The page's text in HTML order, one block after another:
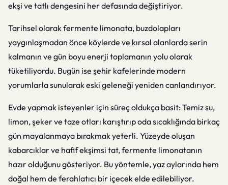
ekşi ve tatlı dengesini her defasında değiştiriyor.
Tarihsel olarak fermente limonata, buzdolapları
yaygınlaşmadan önce köylerde ve kırsal alanlarda serin
kalmanın ve gün boyu enerji toplamanın yolu olarak
tüketiliyordu. Bugün ise şehir kafelerinde modern
yorumlarla sunularak eski geleneği yeniden canlandırıyor.
Evde yapmak isteyenler için süreç oldukça basit: Temiz su,
limon, şeker ve taze otları karıştırıp oda sıcaklığında birkaç
gün mayalanmaya bırakmak yeterli. Yüzeyde oluşan
kabarcıklar ve hafif ekşimsi tat, fermente limonatanın
hazır olduğunu gösteriyor. Bu yöntemle, yaz aylarında hem
doğal hem de ferahlatıcı bir içecek elde edilebiliyor.